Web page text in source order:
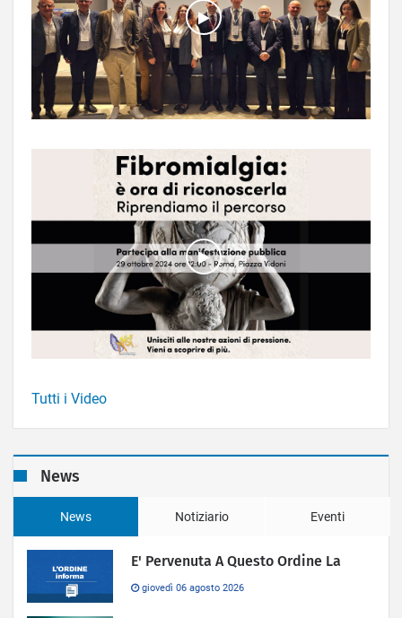
Tutti i Video
News
News Notiziario Eventi
E' Pervenuta A Questo Ordine La
giovedì 06 agosto 2026